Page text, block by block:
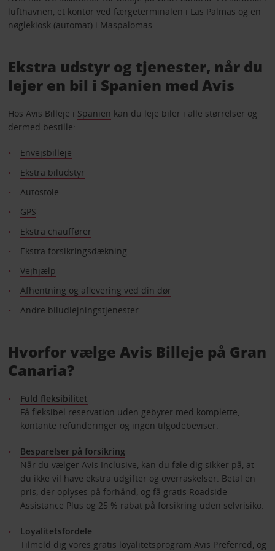
lufthavnen, et kontor ved færgeterminalen i Las Palmas og en
nøglekiosk (automat) i Maspalomas.
Ekstra udstyr og tjenester, når du
lejer en bil i Spanien med Avis
Hos Avis Billeje i Spanien kan du leje biler i alle størrelser og
dermed bestille:
Envejsbilleje
Ekstra biludstyr
Autostole
GPS
Ekstra chauffører
Ekstra forsikringsdækning
Vejhjælp
Afhentning og aflevering ved din dør
Andre biludlejningstjenester
Hvorfor vælge Avis Billeje på Gran
Canaria?
Fuld fleksibilitet
Få fleksibel reservation uden gebyrer med komplette,
kontante refunderinger og ingen tilgodebeviser.
Besparelser på forsikring
Når du vælger Avis Inclusive, kan du føle dig sikker på, at
du ikke vil have ekstra udgifter og overraskelser. Betal en
pris, der oplyses på forhånd, og få gratis Roadside
Assistance Plus og 25 % rabat på forsikring uden selvrisiko.
Loyalitetsfordele
Tilmeld dig vores gratis loyalitetsprogram Avis Preferred, og